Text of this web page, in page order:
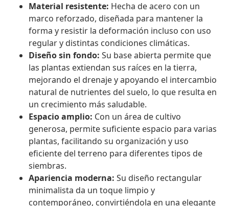
Material resistente: Hecha de acero con un
marco reforzado, diseñada para mantener la
forma y resistir la deformación incluso con uso
regular y distintas condiciones climáticas.
Diseño sin fondo: Su base abierta permite que
las plantas extiendan sus raíces en la tierra,
mejorando el drenaje y apoyando el intercambio
natural de nutrientes del suelo, lo que resulta en
un crecimiento más saludable.
Espacio amplio: Con un área de cultivo
generosa, permite suficiente espacio para varias
plantas, facilitando su organización y uso
eficiente del terreno para diferentes tipos de
siembras.
Apariencia moderna: Su diseño rectangular
minimalista da un toque limpio y
contemporáneo, convirtiéndola en una elegante